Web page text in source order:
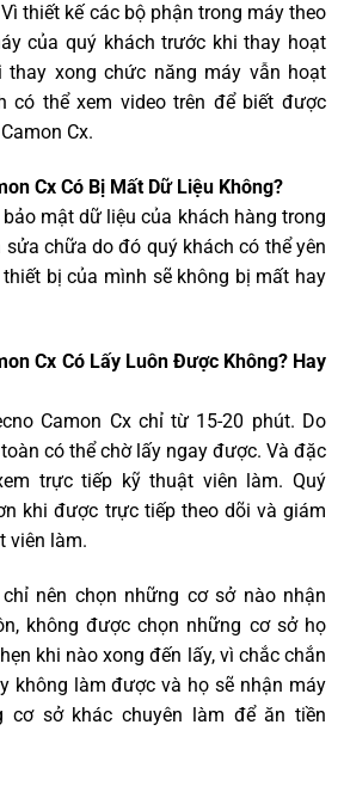
thiết kế các bộ phận trong máy theo
của quý khách trước khi thay hoạt
xong chức năng máy vẫn hoạt
có thể xem video trên để biết được
Cx.
Cx Có Bị Mất Dữ Liệu Không?
mật dữ liệu của khách hàng trong
chữa do đó quý khách có thể yên
bị của mình sẽ không bị mất hay
Cx Có Lấy Luôn Được Không? Hay
Camon Cx chỉ từ 15-20 phút. Do
có thể chờ lấy ngay được. Và đặc
trực tiếp kỹ thuật viên làm. Quý
khi được trực tiếp theo dõi và giám
viên làm.
nên chọn những cơ sở nào nhận
không được chọn những cơ sở họ
khi nào xong đến lấy, vì chắc chắn
không làm được và họ sẽ nhận máy
sở khác chuyên làm để ăn tiền